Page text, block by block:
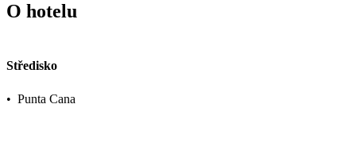
O hotelu
Středisko
• Punta Cana